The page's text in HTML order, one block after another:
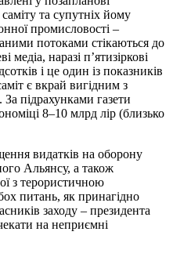
та супутніх йому
промисловості –
потоками стікаються до
наразі п’ятизіркові
і це один із показників
є вкрай вигідним з
підрахунками газети
8–10 млрд лір (близько
видатків на оборону
Альянсу, а також
з терористичною
питань, як принагідно
заходу – президента
на неприємні